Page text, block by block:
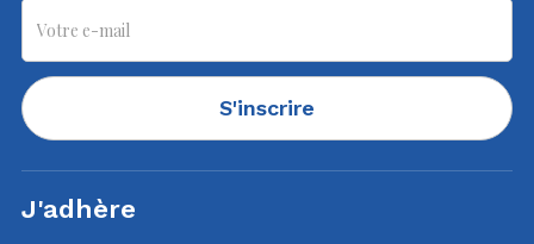
S'inscrire
J'adhère